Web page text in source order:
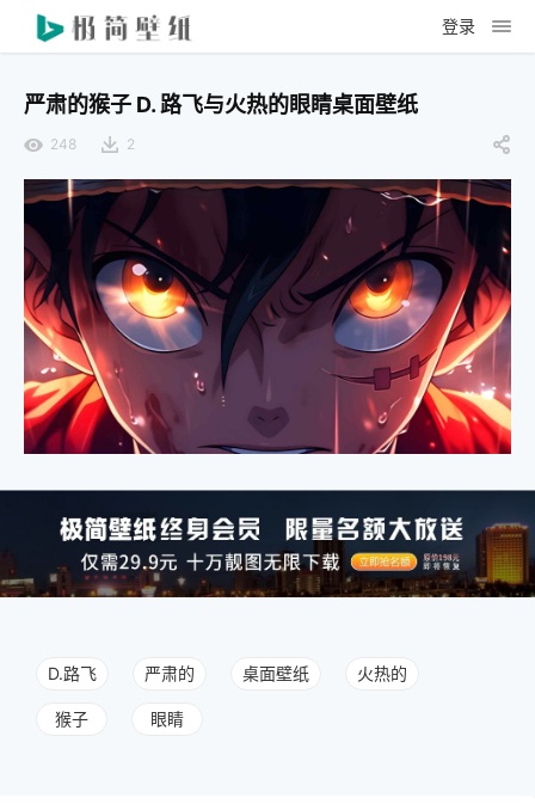
登录
严肃的猴子 D. 路飞与火热的眼睛桌面壁纸
248 2
D.路飞 严肃的 桌面壁纸 火热的
猴子 眼睛